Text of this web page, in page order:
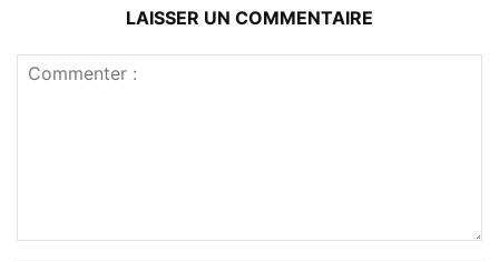
LAISSER UN COMMENTAIRE